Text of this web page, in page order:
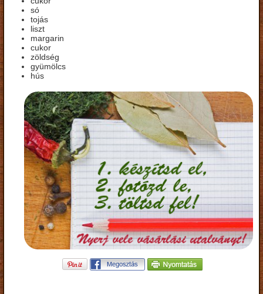
só
tojás
liszt
margarin
cukor
zöldség
gyümölcs
hús